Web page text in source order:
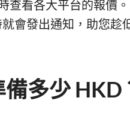
查看各大平台的報價
會發出通知，助您趁
多少 HKD